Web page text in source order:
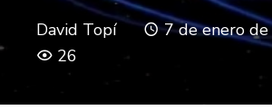
David Topí
7 de enero
26